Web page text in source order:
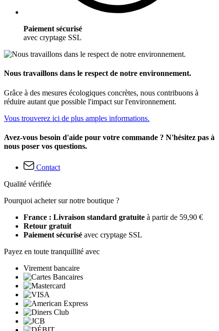
Paiement sécurisé
avec cryptage SSL
Nous travaillons dans le respect de notre environnement.
Grâce à des mesures écologiques concrètes, nous contribuons à
réduire autant que possible l'impact sur l'environnement.
Vous trouverez ici de plus amples informations.
Avez-vous besoin d'aide pour votre commande ? N'hésitez pas à
nous poser vos questions.
Contact
Qualité vérifiée
Pourquoi acheter sur notre boutique ?
France : Livraison standard gratuite à partir de 59,90 €
Retour gratuit
Paiement sécurisé avec cryptage SSL
Payez en toute tranquillité avec
Virement bancaire